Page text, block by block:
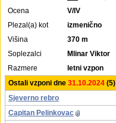
Ocena
V/IV
Plezal(a) kot
izmenično
Višina
370 m
Soplezalci
Mlinar Viktor
Razmere
letni vzpon
Ostali vzponi dne 31.10.2024 (5)
Sjeverno rebro
Capitan Pelinkovac